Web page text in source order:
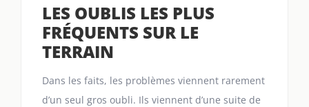
LES OUBLIS LES PLUS
FRÉQUENTS SUR LE
TERRAIN
Dans les faits, les problèmes viennent rarement
d’un seul gros oubli. Ils viennent d’une suite de